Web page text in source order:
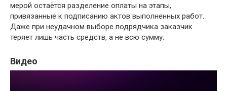
мерой остаётся разделение оплаты на этапы,
привязанные к подписанию актов выполненных работ.
Даже при неудачном выборе подрядчика заказчик
теряет лишь часть средств, а не всю сумму.
Видео